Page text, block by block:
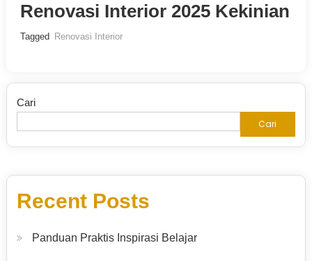
Renovasi Interior 2025 Kekinian
Tagged Renovasi Interior
Cari
Cari
Recent Posts
Panduan Praktis Inspirasi Belajar